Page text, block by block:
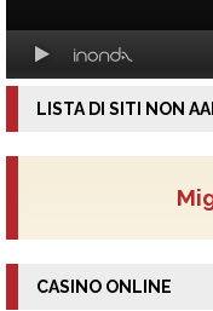
LISTA DI SITI NON
CASINO ONLINE